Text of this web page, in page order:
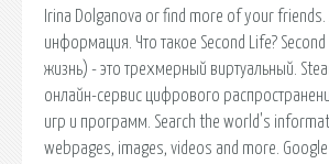
Irina Dolganova or find more of your friends.
информация. Что такое Second Life?
жизнь) - это трехмерный виртуальный.
онлайн-сервис цифрового
игр и программ. Search the world's
webpages, images, videos and more.